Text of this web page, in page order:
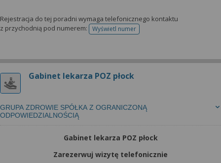
Rejestracja do tej poradni wymaga telefonicznego kontaktu
z przychodnią pod numerem:
Wyświetl numertelefonu do rejestracji
Gabinet lekarza POZ płock
GRUPA ZDROWIE SPÓŁKA Z OGRANICZONĄ
ODPOWIEDZIALNOŚCIĄ
Gabinet lekarza POZ płock
Zarezerwuj wizytę telefonicznie